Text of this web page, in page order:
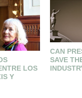
LOS
Y
CAN
SAVE